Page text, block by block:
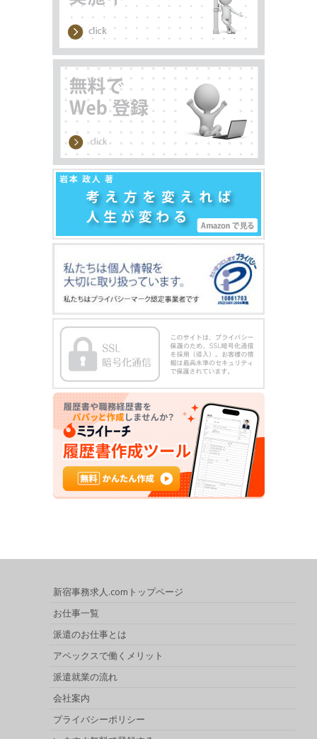
新宿事務求人.comトップページ
お仕事一覧
派遣のお仕事とは
アペックスで働くメリット
派遣就業の流れ
会社案内
プライバシーポリシー